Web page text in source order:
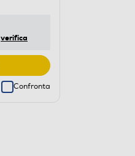
verifica
Confronta